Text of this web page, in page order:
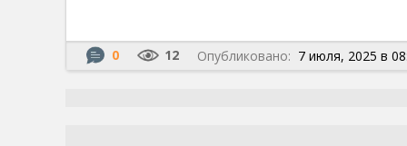
0 12 Опубликовано: 7 июля, 2025 в